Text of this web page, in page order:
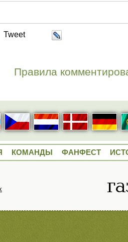
Tweet
Правила
КОМАНДЫ ФАНФЕСТ